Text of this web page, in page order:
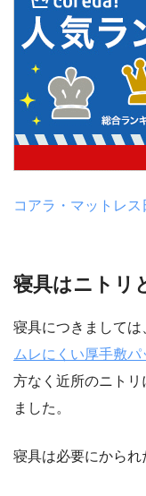
コアラ・マットレス
寝具はニトリ
寝具につきましては
ムレにくい厚手敷パ
方なく近所のニト
ました。
寝具は必要にかられ